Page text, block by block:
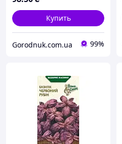
Купить
Gorodnuk.com.ua 99%